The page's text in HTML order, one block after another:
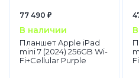
77 490 ₽
В наличии
Планшет Apple iPad
mini 7 (2024) 256GB Wi-
Fi+Cellular Purple